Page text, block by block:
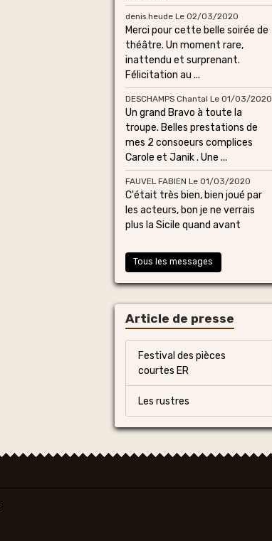
denis.heude Le 02/03/2020
Merci pour cette belle soirée de
théâtre. Un moment rare,
inattendu et surprenant.
Félicitation au ...
DESCHAMPS Chantal Le 01/03/2020
Un grand Bravo à toute la
troupe. Belles prestations de
mes 2 consoeurs complices
Carole et Janik . Une ...
FAUVEL FABIEN Le 01/03/2020
C'était très bien, bien joué par
les acteurs, bon je ne verrais
plus la Sicile quand avant
Tous les messages
Article de presse
Festival des pièces
courtes ER
Les rustres